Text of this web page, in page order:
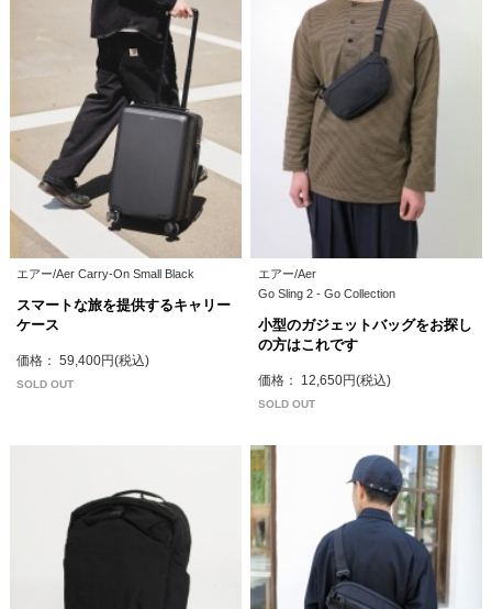
エアー/Aer Carry-On Small Black
スマートな旅を提供するキャリー
ケース
価格： 59,400円(税込)
SOLD OUT
エアー/Aer
Go Sling 2 - Go Collection
小型のガジェットバッグをお探し
の方はこれです
価格： 12,650円(税込)
SOLD OUT